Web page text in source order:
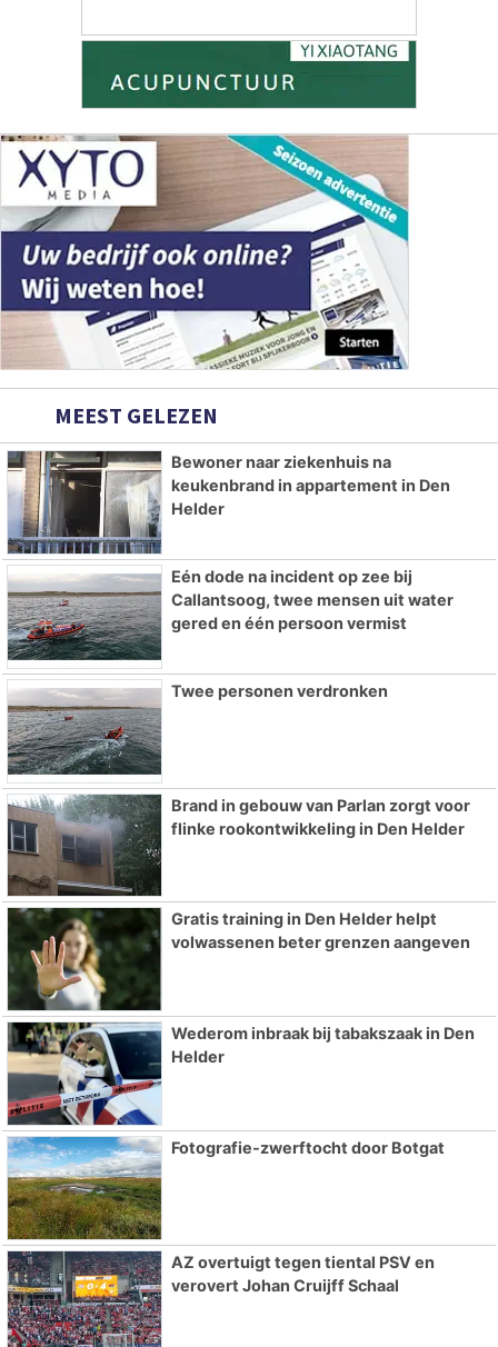
MEEST GELEZEN
Bewoner naar ziekenhuis na
keukenbrand in appartement in Den
Helder
Eén dode na incident op zee bij
Callantsoog, twee mensen uit water
gered en één persoon vermist
Twee personen verdronken
Brand in gebouw van Parlan zorgt voor
flinke rookontwikkeling in Den Helder
Gratis training in Den Helder helpt
volwassenen beter grenzen aangeven
Wederom inbraak bij tabakszaak in Den
Helder
Fotografie-zwerftocht door Botgat
AZ overtuigt tegen tiental PSV en
verovert Johan Cruijff Schaal